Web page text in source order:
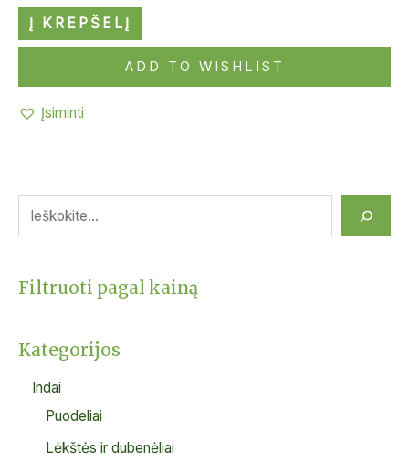
Filtruoti pagal kainą
Kategorijos
Indai
Puodeliai
Lėkštės ir dubenėliai
Į KREPŠELĮ
ADD TO WISHLIST
Įsiminti